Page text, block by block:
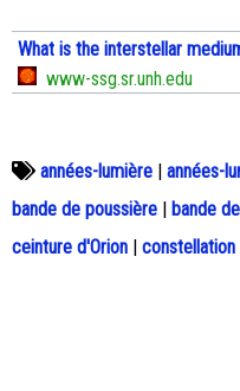
What is the interstellar
www-ssg.sr.unh.edu
années-lumière | années-
bande de poussière | bande
ceinture d'Orion | constellation